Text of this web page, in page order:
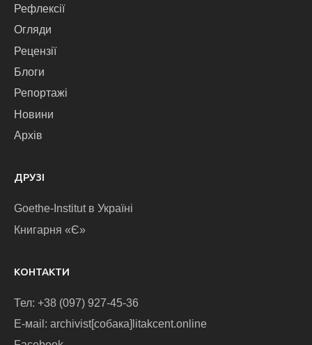
Рефлексії
Огляди
Рецензії
Блоги
Репортажі
Новини
Архів
ДРУЗІ
Goethe-Institut в Україні
Книгарня «Є»
КОНТАКТИ
Тел: +38 (097) 927-45-36
E-маіl: archivist[собака]litakcent.online